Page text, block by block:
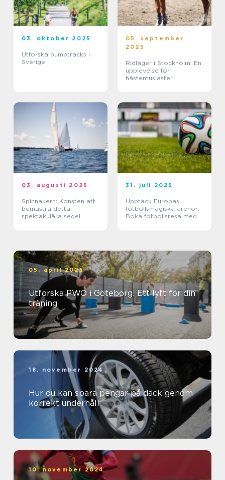
03. oktober 2025
Utforska pumptracks i
Sverige
05. september
2025
Ridläger i Stockholm: En
upplevelse för
hästentusiaster
03. augusti 2025
Spinnakern: Konsten att
bemästra detta
spektakulära segel
31. juli 2025
Upptäck Europas
fotbollsmagiska arenor:
Boka fotbollsresa med
05. april 2025
Utforska PWO i Göteborg: Ett lyft för din
träning
18. november 2024
Hur du kan spara pengar på däck genom
korrekt underhåll
10. november 2024